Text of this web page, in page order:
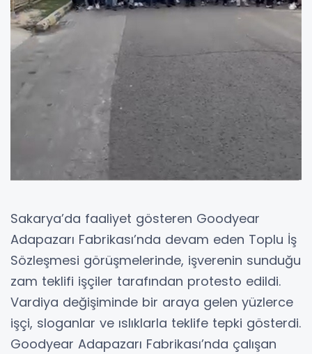
Sakarya’da faaliyet gösteren Goodyear
Adapazarı Fabrikası’nda devam eden Toplu İş
Sözleşmesi görüşmelerinde, işverenin sunduğu
zam teklifi işçiler tarafından protesto edildi.
Vardiya değişiminde bir araya gelen yüzlerce
işçi, sloganlar ve ıslıklarla teklife tepki gösterdi.
Goodyear Adapazarı Fabrikası’nda çalışan